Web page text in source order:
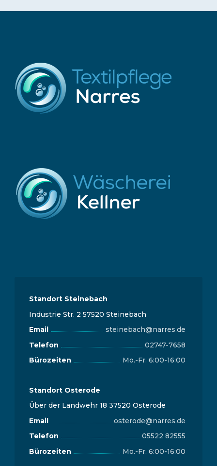
Standort Steinebach
Industrie Str. 2 57520 Steinebach
Email
steinebach@narres.de
Telefon
02747-7658
Bürozeiten
Mo.-Fr. 6:00-16:00
Standort Osterode
Über der Landwehr 18 37520 Osterode
Email
osterode@narres.de
Telefon
05522 82555
Bürozeiten
Mo.-Fr. 6:00-16:00